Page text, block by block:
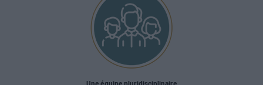
Une équipe pluridisciplinaire